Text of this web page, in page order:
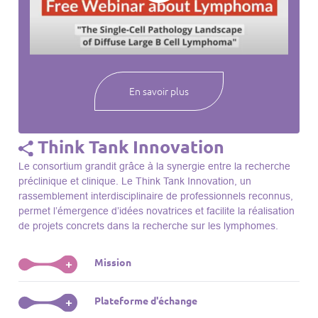
webinaires à venir, des séances précédentes et joignez-vous
notre compréhension des lymphomes et des maladies
En savoir plus
Think Tank Innovation
Le consortium grandit grâce à la synergie entre la recherche
préclinique et clinique. Le Think Tank Innovation, un
rassemblement interdisciplinaire de professionnels reconnus,
permet l’émergence d’idées novatrices et facilite la réalisation
de projets concrets dans la recherche sur les lymphomes.
+ Mission
Le Think Tank initie des projets, façonne des initiatives de
R&D, identifie des porteurs et promeut l’unité parmi les
+ Plateforme d'échange